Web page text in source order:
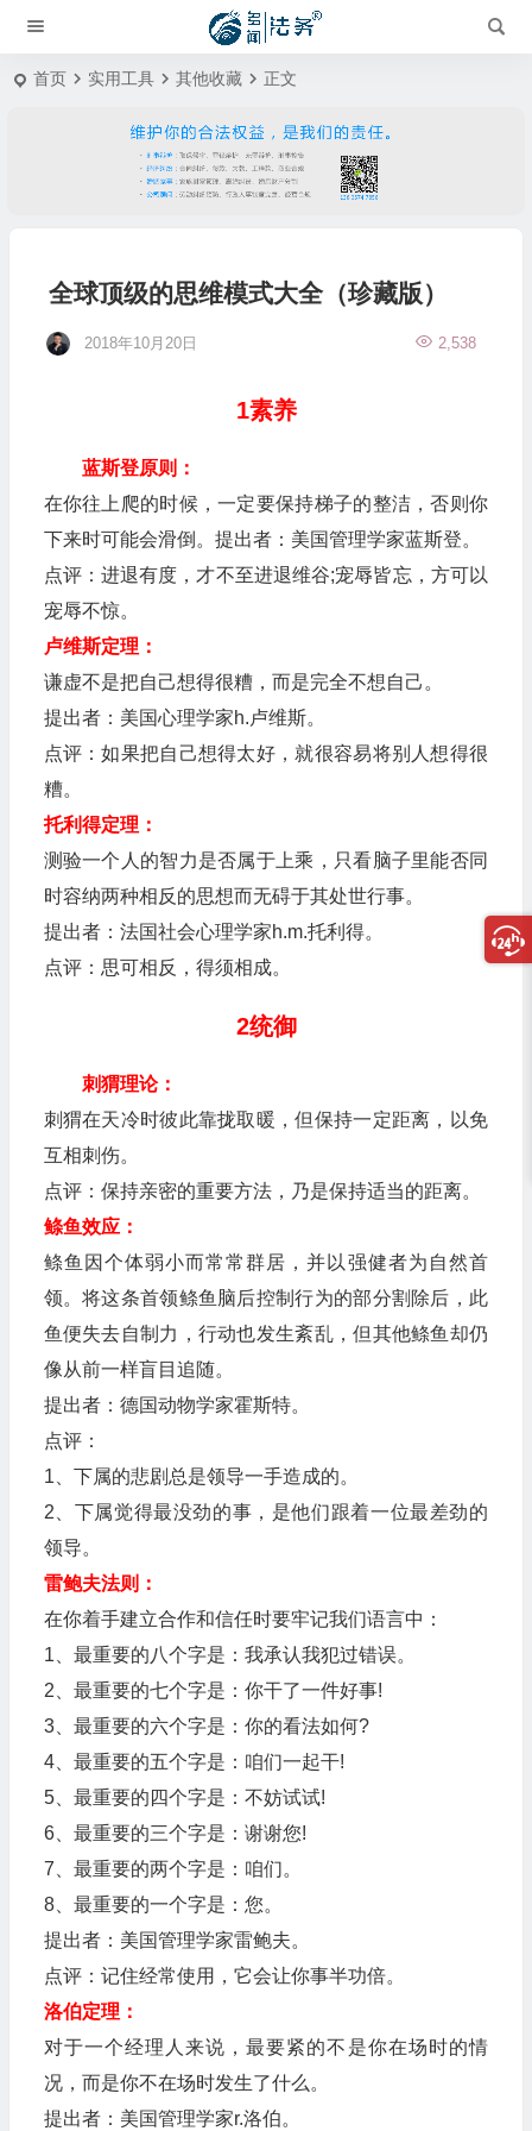
首页 实用工具 其他收藏 正文
全球顶级的思维模式大全（珍藏版）
2018年10月20日 2,538
1素养
蓝斯登原则：
在你往上爬的时候，一定要保持梯子的整洁，否则你
下来时可能会滑倒。提出者：美国管理学家蓝斯登。
点评：进退有度，才不至进退维谷;宠辱皆忘，方可以
宠辱不惊。
卢维斯定理：
谦虚不是把自己想得很糟，而是完全不想自己。
提出者：美国心理学家h.卢维斯。
点评：如果把自己想得太好，就很容易将别人想得很
糟。
托利得定理：
测验一个人的智力是否属于上乘，只看脑子里能否同
时容纳两种相反的思想而无碍于其处世行事。
提出者：法国社会心理学家h.m.托利得。
点评：思可相反，得须相成。
2统御
刺猬理论：
刺猬在天冷时彼此靠拢取暖，但保持一定距离，以免
互相刺伤。
点评：保持亲密的重要方法，乃是保持适当的距离。
鲦鱼效应：
鲦鱼因个体弱小而常常群居，并以强健者为自然首
领。将这条首领鲦鱼脑后控制行为的部分割除后，此
鱼便失去自制力，行动也发生紊乱，但其他鲦鱼却仍
像从前一样盲目追随。
提出者：德国动物学家霍斯特。
点评：
1、下属的悲剧总是领导一手造成的。
2、下属觉得最没劲的事，是他们跟着一位最差劲的
领导。
雷鲍夫法则：
在你着手建立合作和信任时要牢记我们语言中：
1、最重要的八个字是：我承认我犯过错误。
2、最重要的七个字是：你干了一件好事!
3、最重要的六个字是：你的看法如何?
4、最重要的五个字是：咱们一起干!
5、最重要的四个字是：不妨试试!
6、最重要的三个字是：谢谢您!
7、最重要的两个字是：咱们。
8、最重要的一个字是：您。
提出者：美国管理学家雷鲍夫。
点评：记住经常使用，它会让你事半功倍。
洛伯定理：
对于一个经理人来说，最要紧的不是你在场时的情
况，而是你不在场时发生了什么。
提出者：美国管理学家r.洛伯。